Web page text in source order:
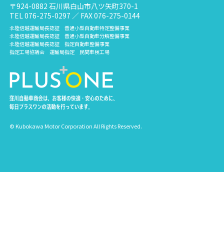
〒924-0882 石川県白山市八ツ矢町370-1
TEL 076-275-0297 ／ FAX 076-275-0144
北陸信越運輸局長認証 普通小型自動車特定整備事業
北陸信越運輸局長認証 普通小型自動車分解整備事業
北陸信越運輸局長認証 指定自動車整備事業
指定工場協議会 運輸局指定 民間車検工場
© Kubokawa Motor Corporation All Rights Reserved.